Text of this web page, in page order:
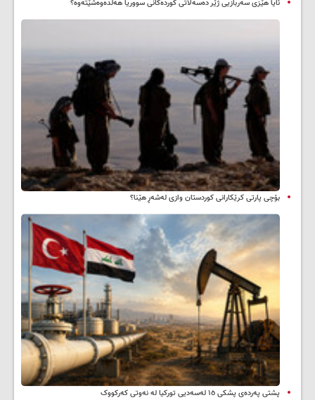
ئایا هێزی سەربازیی ژێر دەسەڵاتی کوردەکانی سووریا هەڵدەوەشێتەوە؟
بۆچی پارتی کرێکارانی کوردستان وازی لەشەڕ هێنا؟
پشتی پەردەی پشکی ١٥ لەسەدیی تورکیا لە نەوتی کەرکووک